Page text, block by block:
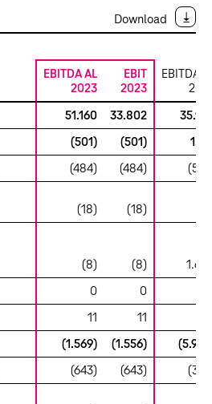
Download
EBITDA AL
2023
EBIT
2023
EBITDA
51.160 33.802
(501) (501)
(484) (484)
(18) (18)
(8) (8)
0 0
11 11
(1.569) (1.556)
(643) (643)